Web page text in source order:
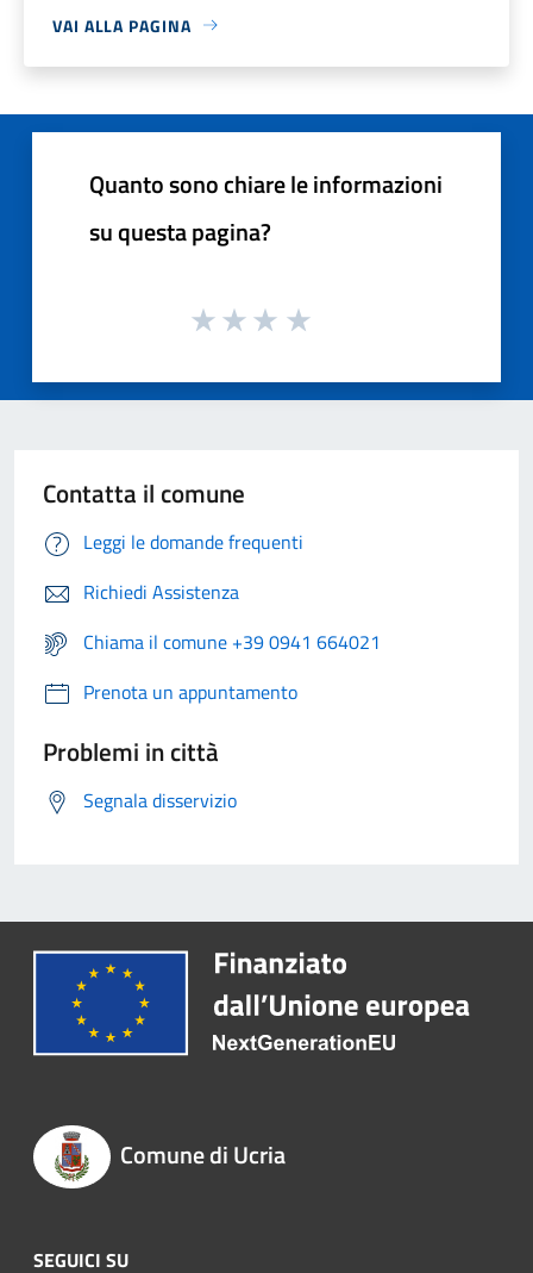
VAI ALLA PAGINA
Quanto sono chiare le informazioni
su questa pagina?
Contatta il comune
Leggi le domande frequenti
Richiedi Assistenza
Chiama il comune +39 0941 664021
Prenota un appuntamento
Problemi in città
Segnala disservizio
Comune di Ucria
SEGUICI SU